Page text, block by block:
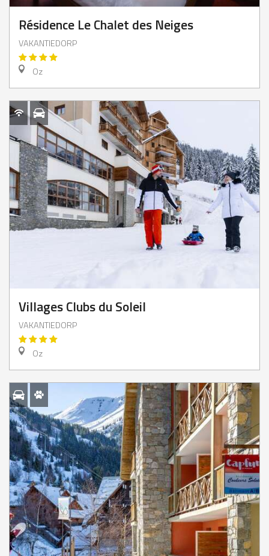
Résidence Le Chalet des Neiges
VAKANTIEDORP
Oz
Villages Clubs du Soleil
VAKANTIEDORP
Oz